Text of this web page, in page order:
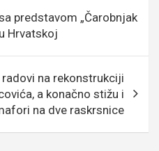
er
p
p
predstavom „Čarobnjak
Hrvatskoj
radovi na rekonstrukciji
a konačno stižu i
na dve raskrsnice